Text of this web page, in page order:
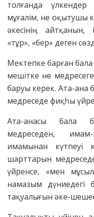
толғанда
мұғалім, не оқытушы
әкесінің айтқанын,
«тұр», «бер» деген
Мектепке барған бала
мешітке не
баруы керек. Ата-ана
медреседе фиқһы
Ата-анасы бала
медреседен,
имамынан күтпеуі
шарттарын
үйренсе, «мен
намазым дүниедегі
тақуалығын әке-